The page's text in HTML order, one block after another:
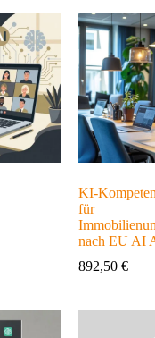
KI-
für
nach EU AI
892,50€